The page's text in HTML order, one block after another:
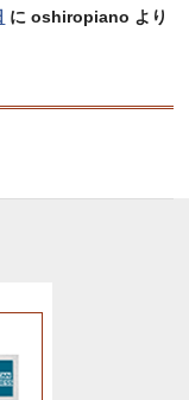
にoshiropiano より